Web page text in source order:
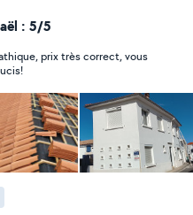
murette et
: 5/5
prix très correct, vous